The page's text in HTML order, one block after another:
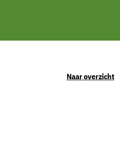
Naar overzicht